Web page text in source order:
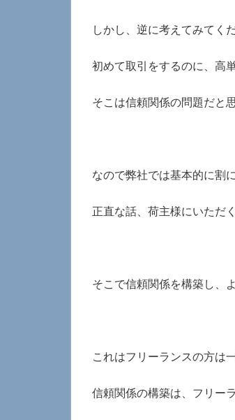
しかし、逆に考えてみてくだ
初めて取引をするのに、高
そこは信頼関係の問題だと思
なので弊社では基本的に割
正直な話、荷主様にいただ
そこで信頼関係を構築し、
これはフリーランスの方は
信頼関係の構築は、フリー